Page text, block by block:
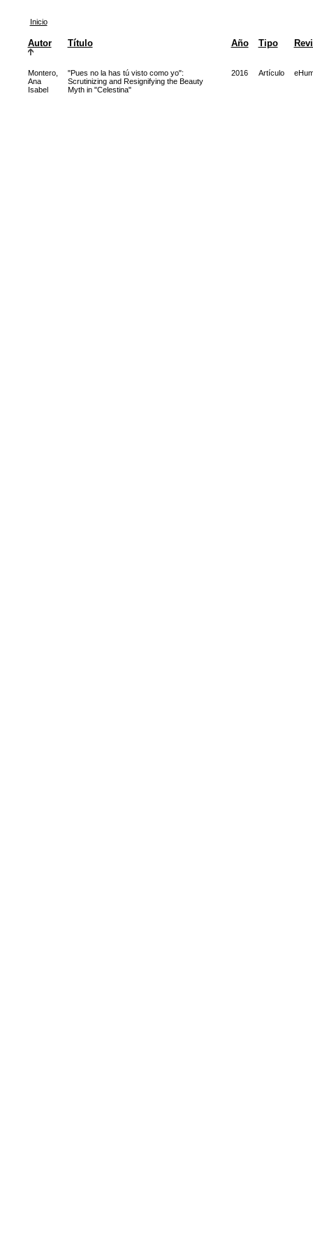
Inicio
Autor Título Año Tipo
Montero,
Ana
Isabel
"Pues no la has tú visto como yo":
Scrutinizing and Resignifying the Beauty
Myth in "Celestina"
2016 Artículo